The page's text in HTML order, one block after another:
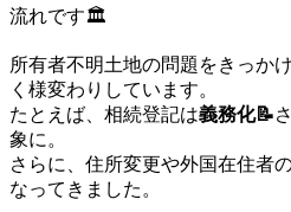
流れです🏛️
所有者不明土地の問題をきっか
く様変わりしています。
たとえば、相続登記は義務化📝
象に。
さらに、住所変更や外国在住者
なってきました。